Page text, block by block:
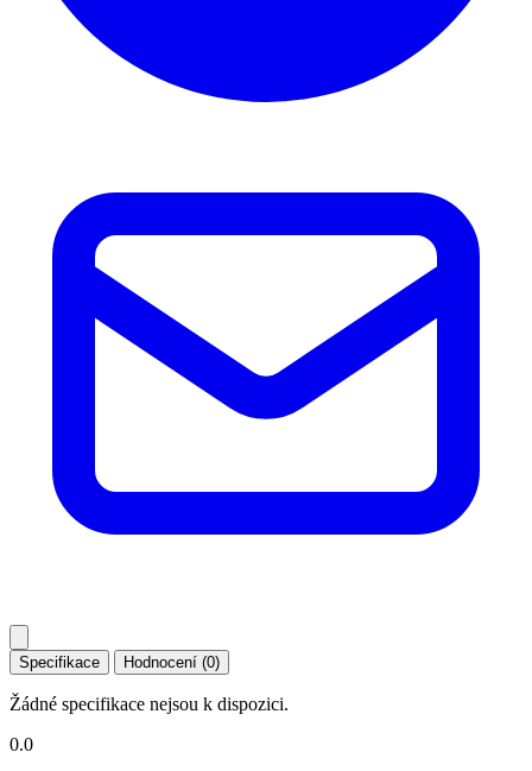
Specifikace Hodnocení (0)
Žádné specifikace nejsou k dispozici.
0.0